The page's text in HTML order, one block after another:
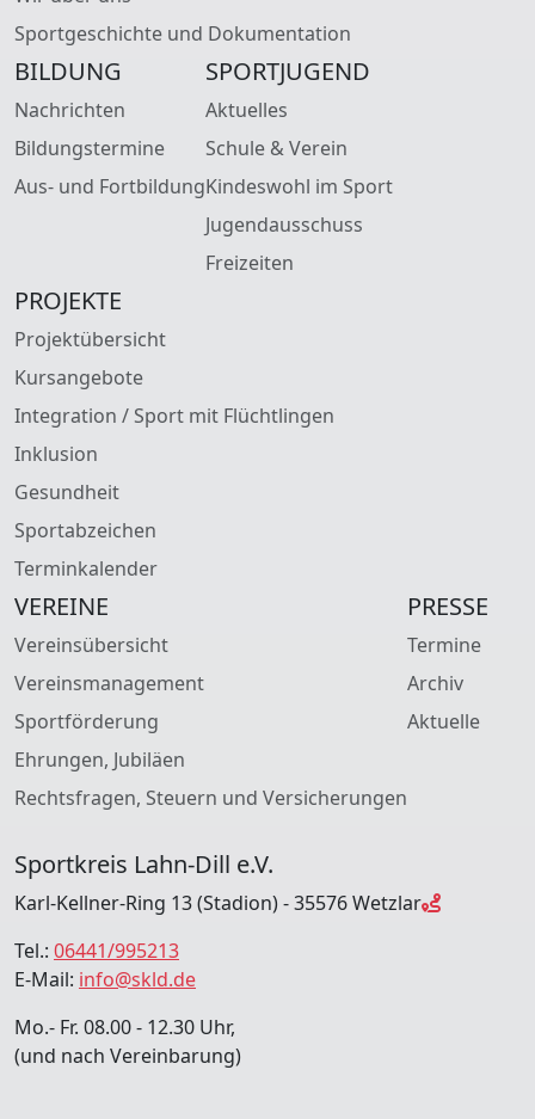
Sportgeschichte und Dokumentation
BILDUNG
Nachrichten
Bildungstermine
Aus- und Fortbildung
SPORTJUGEND
Aktuelles
Schule & Verein
Kindeswohl im Sport
Jugendausschuss
Freizeiten
PROJEKTE
Projektübersicht
Kursangebote
Integration / Sport mit Flüchtlingen
Inklusion
Gesundheit
Sportabzeichen
Terminkalender
VEREINE
Vereinsübersicht
Vereinsmanagement
Sportförderung
Ehrungen, Jubiläen
Rechtsfragen, Steuern und Versicherungen
PRESSE
Termine
Archiv
Aktuelle
Sportkreis Lahn-Dill e.V.
Karl-Kellner-Ring 13 (Stadion) - 35576 Wetzlar
Tel.: 06441/995213
E-Mail: info@skld.de
Mo.- Fr. 08.00 - 12.30 Uhr,
(und nach Vereinbarung)